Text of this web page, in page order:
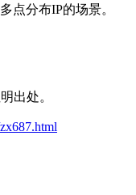
点分布IP的场景。
出处。